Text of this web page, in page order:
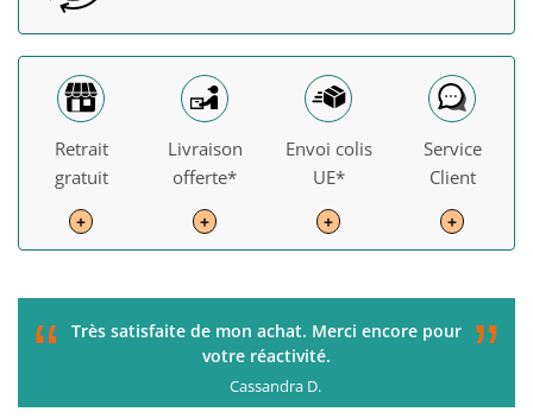
Retrait
gratuit
+
Livraison
offerte*
+
Envoi colis
UE*
+
Service
Client
+
“
C'était parfait de la commande à la livraison. Je
recommande !
Gérard H. ”